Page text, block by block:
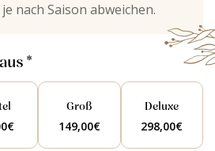
nach Saison abweichen.
*
€
Groß
149,00€
Deluxe
298,00€